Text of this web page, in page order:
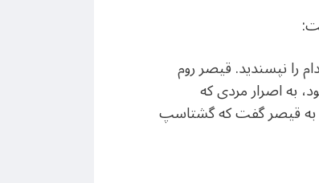
را نپسندید. قیصر روم
به اصرار مردی که
و به قیصر گفت که گشتاسپ